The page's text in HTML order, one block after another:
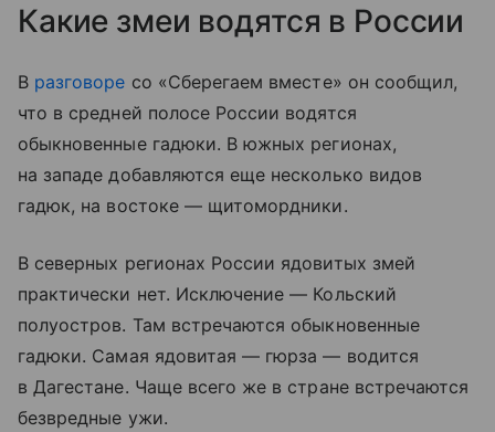
Какие змеи водятся в России
В разговоре со «Сберегаем вместе» он сообщил,
что в средней полосе России водятся
обыкновенные гадюки. В южных регионах,
на западе добавляются еще несколько видов
гадюк, на востоке — щитомордники.
В северных регионах России ядовитых змей
практически нет. Исключение — Кольский
полуостров. Там встречаются обыкновенные
гадюки. Самая ядовитая — гюрза — водится
в Дагестане. Чаще всего же в стране встречаются
безвредные ужи.